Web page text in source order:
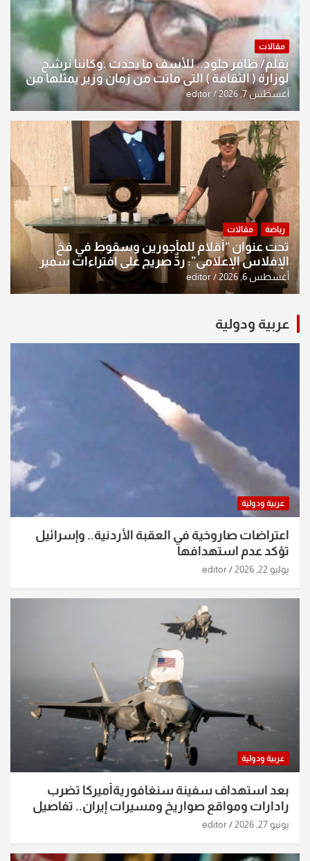
مقالات
بقلم/ ظافر جلود.. للأسف ما يحدث .وكاننا نرشح
لوزارة ( الثقافة ) التي ماتت من زمان وزير يمثلها من
النخبة والإرث العظيم للثقافة العراقية..
أغسطس 7, 2026 editor
رياضة مقالات
تحت عنوان “أقلام للمأجورين وسقوط في فخ
الإفلاس الإعلامي”: ردٌّ صريح على افتراءات سمير
الشكرجي
أغسطس 6, 2026 editor
عربية ودولية
عربية ودولية
اعتراضات صاروخية في العقبة الأردنية.. وإسرائيل
تؤكد عدم استهدافها
يوليو 22, 2026 editor
عربية ودولية
بعد استهداف سفينة سنغافوريةأميركا تضرب
رادارات ومواقع صواريخ ومسيرات إيران.. تفاصيل
الساعات الماضية
يونيو 27, 2026 editor